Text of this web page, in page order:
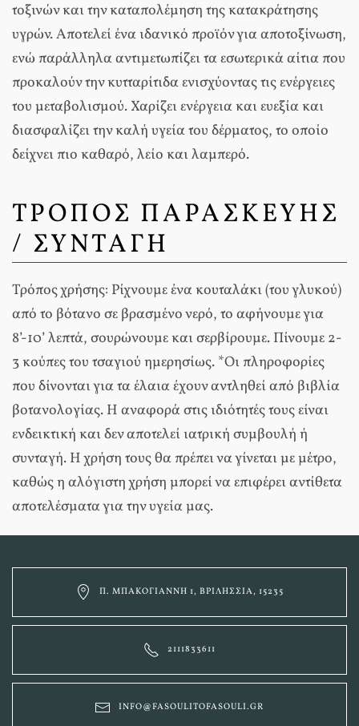
τοξινών και την καταπολέμηση της κατακράτησης
υγρών. Αποτελεί ένα ιδανικό προϊόν για αποτοξίνωση,
ενώ παράλληλα αντιμετωπίζει τα εσωτερικά αίτια που
προκαλούν την κυτταρίτιδα ενισχύοντας τις ενέργειες
του μεταβολισμού. Χαρίζει ενέργεια και ευεξία και
διασφαλίζει την καλή υγεία του δέρματος, το οποίο
δείχνει πιο καθαρό, λείο και λαμπερό.
ΤΡΟΠΟΣ ΠΑΡΑΣΚΕΥΗΣ
/ ΣΥΝΤΑΓΗ
Τρόπος χρήσης: Ρίχνουμε ένα κουταλάκι (του γλυκού)
από το βότανο σε βρασμένο νερό, το αφήνουμε για
8’-10’ λεπτά, σουρώνουμε και σερβίρουμε. Πίνουμε 2-
3 κούπες του τσαγιού ημερησίως. *Οι πληροφορίες
που δίνονται για τα έλαια έχουν αντληθεί από βιβλία
βοτανολογίας. Η αναφορά στις ιδιότητές τους είναι
ενδεικτική και δεν αποτελεί ιατρική συμβουλή ή
συνταγή. Η χρήση τους θα πρέπει να γίνεται με μέτρο,
καθώς η αλόγιστη χρήση μπορεί να επιφέρει αντίθετα
αποτελέσματα για την υγεία μας.
Π. ΜΠΑΚΟΓΙΆΝΝΗ 1, ΒΡΙΛΉΣΣΙΑ, 15235
2111833611
INFO@FASOULITOFASOULI.GR